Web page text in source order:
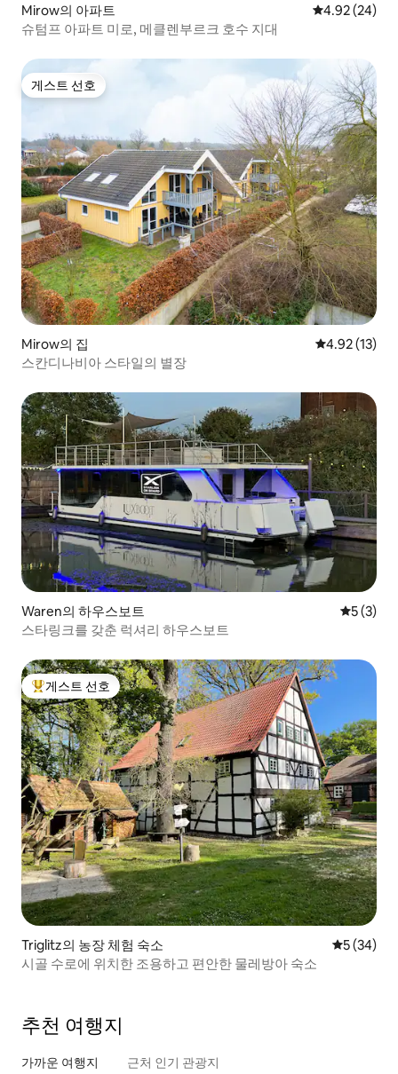
Mirow의 아파트 평점 4.92점(5
4.92 (24)
슈텀프 아파트 미로, 메클렌부르크 호수 지대
게스트 선호
게스트 선호
Mirow의 집 평점 4.92점
4.92 (13)
스칸디나비아 스타일의 별장
Waren의 하우스보트 평점 5점
5 (3)
스타링크를 갖춘 럭셔리 하우스보트
상위 게스트 선호
게스트 선호
Triglitz의 농장 체험 숙소 평점 5점(5
5 (34)
시골 수로에 위치한 조용하고 편안한 물레방아 숙소
추천 여행지
가까운 여행지 근처 인기 관광지